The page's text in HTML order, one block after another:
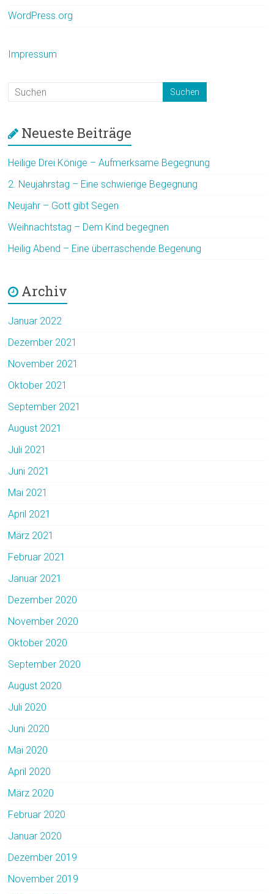
WordPress.org
Impressum
Neueste Beiträge
Heilige Drei Könige – Aufmerksame Begegnung
2. Neujahrstag – Eine schwierige Begegnung
Neujahr – Gott gibt Segen
Weihnachtstag – Dem Kind begegnen
Heilig Abend – Eine überraschende Begenung
Archiv
Januar 2022
Dezember 2021
November 2021
Oktober 2021
September 2021
August 2021
Juli 2021
Juni 2021
Mai 2021
April 2021
März 2021
Februar 2021
Januar 2021
Dezember 2020
November 2020
Oktober 2020
September 2020
August 2020
Juli 2020
Juni 2020
Mai 2020
April 2020
März 2020
Februar 2020
Januar 2020
Dezember 2019
November 2019